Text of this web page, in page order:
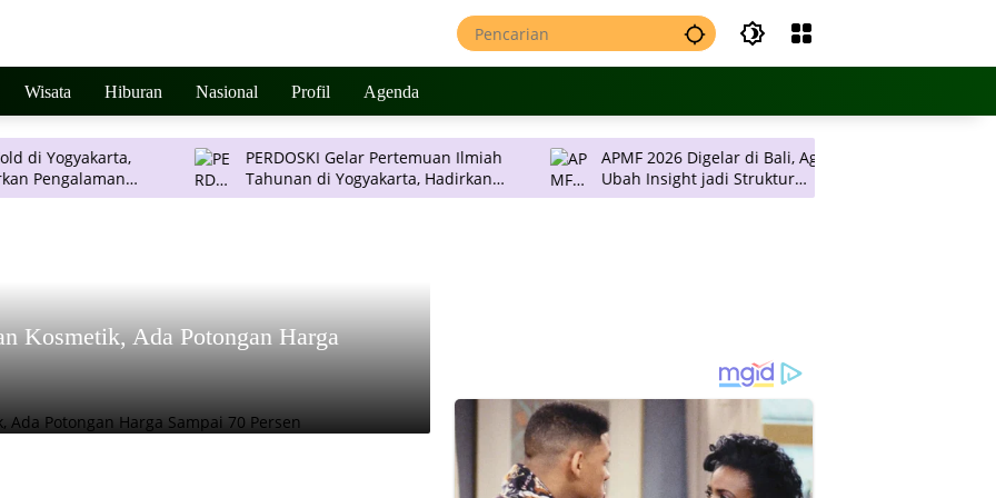
Wisata Hiburan Nasional Profil Agenda
PERDOSKI Gelar Pertemuan Ilmiah
Tahunan di Yogyakarta, Hadirkan
Inovasi Dermatologi Terkini
APMF 2026 Digelar di Bali, Agendanya
Ubah Insight jadi Struktur
Pengambilan Keputusan
Kosmetik, Ada Potongan Harga